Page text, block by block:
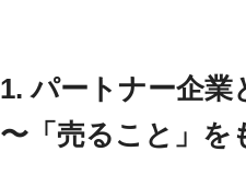
1. パートナー企業
〜「売ること」を